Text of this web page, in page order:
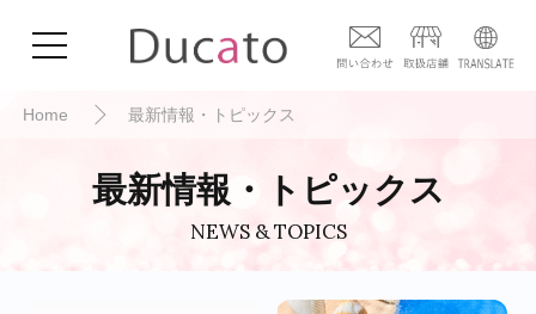
Home 最新情報・トピックス
最新情報・トピックス
NEWS & TOPICS